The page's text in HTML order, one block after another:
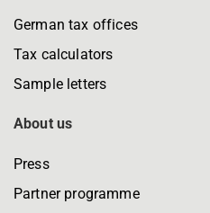
German tax offices
Tax calculators
Sample letters
About us
Press
Partner programme